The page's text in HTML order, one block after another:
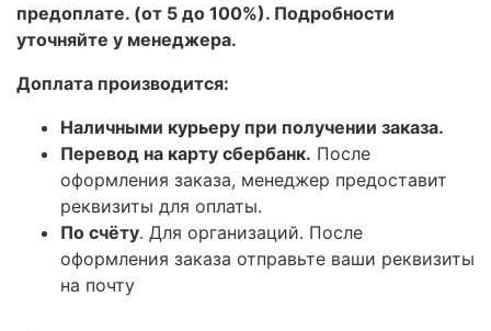
предоплате. (от 5 до 100%). Подробности
уточняйте у менеджера.
Доплата производится:
Наличными курьеру при получении заказа.
Перевод на карту сбербанк. После
оформления заказа, менеджер предоставит
реквизиты для оплаты.
По счёту. Для организаций. После
оформления заказа отправьте ваши реквизиты
на почту